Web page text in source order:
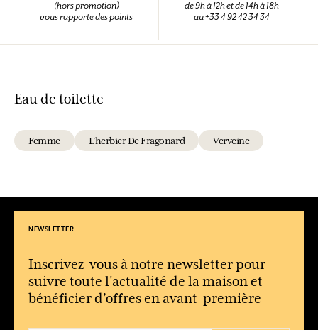
(hors promotion)
vous rapporte des points
de 9h à 12h et de 14h à 18h
au +33 4 92 42 34 34
Eau de toilette
Femme L'herbier De Fragonard Verveine
NEWSLETTER
Inscrivez-vous à notre newsletter pour
suivre toute l'actualité de la maison et
bénéficier d’offres en avant-première